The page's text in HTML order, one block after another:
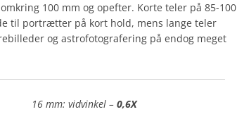
100 mm og opefter. Korte teler på 85-100
til portrætter på kort hold, mens lange teler
og astrofotografering på endog meget
16 mm: vidvinkel – 0,6X